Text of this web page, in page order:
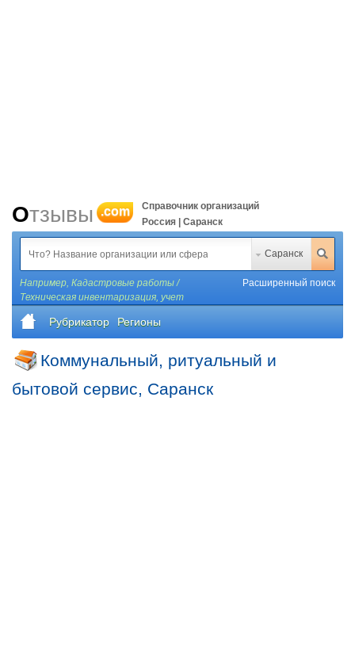
Отзывы .com
Справочник организаций
Россия | Саранск
Саранск
Например, Кадастровые работы /
Техническая инвентаризация, учет
Расширенный поиск
Рубрикатор Регионы
Коммунальный, ритуальный и
бытовой сервис, Саранск